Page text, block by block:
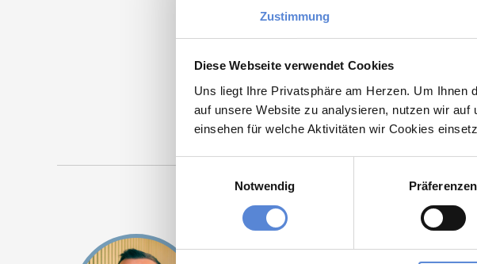
Zustimmung
Diese Webseite verwendet Cookies
Uns liegt Ihre Privatsphäre am Herzen. Um Ihnen
auf unsere Website zu analysieren, nutzen wir
einsehen für welche Aktivitäten wir Cookies
Einwilligungsauswahl
Notwendig
Präferenzen
Maschinenlesbare Version:
Ihr